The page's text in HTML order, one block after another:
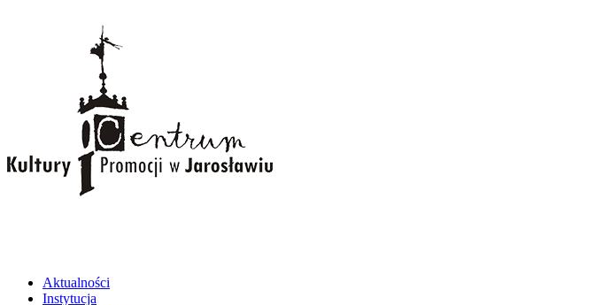
Aktualności
Instytucja